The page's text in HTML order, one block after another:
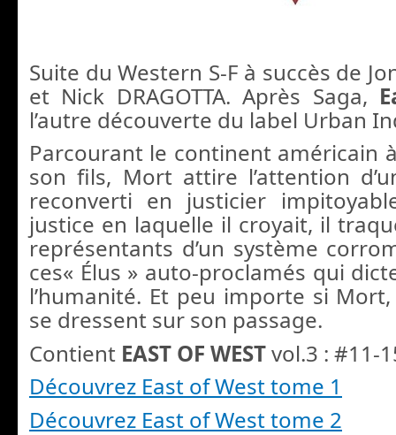
Suite du Western S-F à succès de
et Nick DRAGOTTA. Après Saga,
l’autre découverte du label Urban
Parcourant le continent américain
son fils, Mort attire l’attention
reconverti en justicier
justice en laquelle il croyait, il
représentants d’un système
ces« Élus » auto-proclamés qui
l’humanité. Et peu importe si
se dressent sur son passage.
Contient EAST OF WESTvol.3 : #11-
Découvrez East of West tome 1
Découvrez East of West tome 2